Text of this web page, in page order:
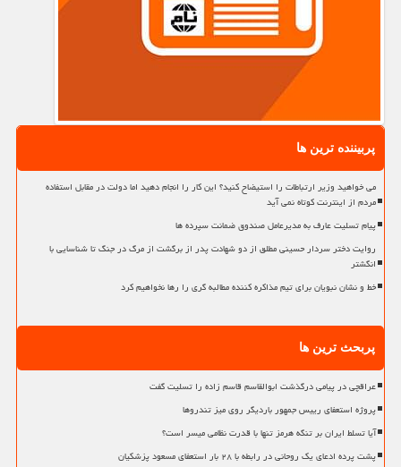
پربیننده ترین ها
می خواهید وزیر ارتباطات را استیضاح کنید؟ این کار را انجام دهید اما دولت در مقابل استفاده
مردم از اینترنت کوتاه نمی آید
پیام تسلیت عارف به مدیرعامل صندوق ضمانت سپرده ها
روایت دختر سردار حسینی مطلق از دو شهادت پدر از برگشت از مرگ در جنگ تا شناسایی با
انگشتر
خط و نشان نبویان برای تیم مذاکره کننده مطالبه گری را رها نخواهیم کرد
پربحث ترین ها
عراقچی در پیامی درگذشت ابوالقاسم قاسم زاده را تسلیت گفت
پروژه استعفای رییس جمهور باردیگر روی میز تندروها
آیا تسلط ایران بر تنگه هرمز تنها با قدرت نظامی میسر است؟
پشت پرده ادعای یک روحانی در رابطه با ۲۸ بار استعفای مسعود پزشکیان